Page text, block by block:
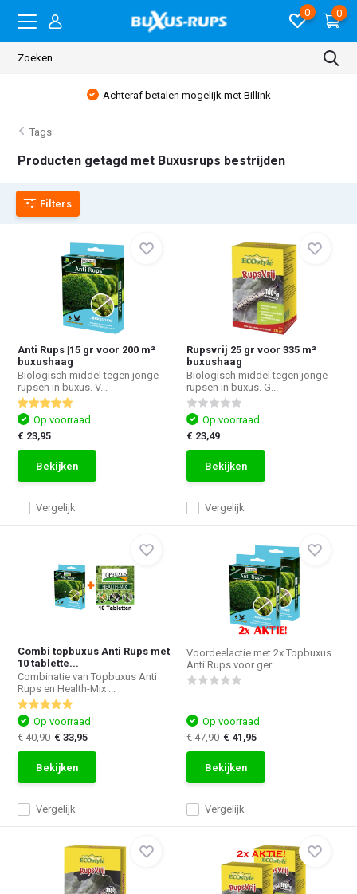
0 0
Achteraf betalen mogelijk met Billink
Tags
Producten getagd met Buxusrups bestrijden
Filters
Anti Rups |15 gr voor 200 m²
buxushaag
Biologisch middel tegen jonge
rupsen in buxus. V...
Vergelijk
Op voorraad
€ 23,95
Bekijken
Rupsvrij 25 gr voor 335 m²
buxushaag
Biologisch middel tegen jonge
rupsen in buxus. G...
Vergelijk
Op voorraad
€ 23,49
Bekijken
Combi topbuxus Anti Rups met
10 tablette...
Combinatie van Topbuxus Anti
Rups en Health-Mix ...
Vergelijk
Op voorraad
€ 40,90 € 33,95
Bekijken
Voordeelactie met 2x Topbuxus
Anti Rups voor ger...
Vergelijk
Op voorraad
€ 47,90 € 41,95
Bekijken